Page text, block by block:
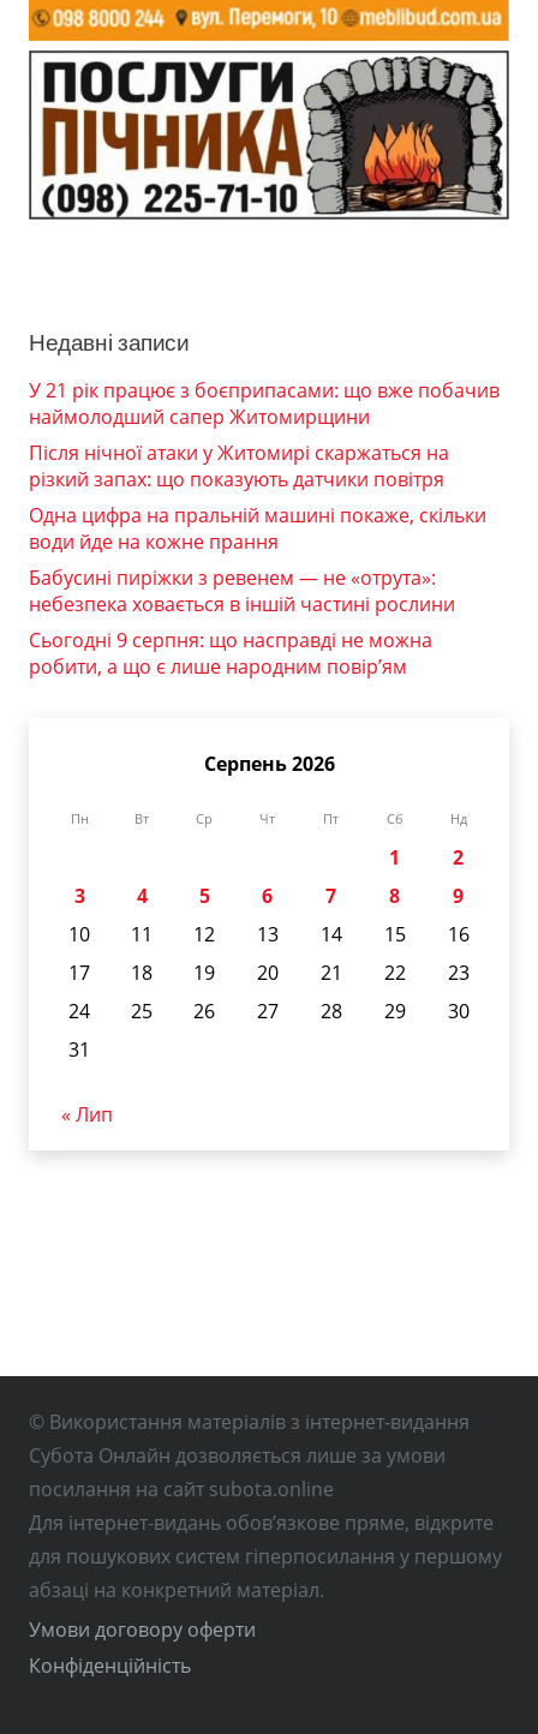
Недавні записи
У 21 рік працює з боєприпасами: що вже побачив
наймолодший сапер Житомирщини
Після нічної атаки у Житомирі скаржаться на
різкий запах: що показують датчики повітря
Одна цифра на пральній машині покаже, скільки
води йде на кожне прання
Бабусині пиріжки з ревенем — не «отрута»:
небезпека ховається в іншій частині рослини
Сьогодні 9 серпня: що насправді не можна
робити, а що є лише народним повір’ям
Серпень 2026
Пн Вт Ср Чт Пт Сб Нд
1
2
3
4 5 6 7 8
9
10
11 12 13 14 15
16
17
18 19 20 21 22
23
24
25 26 27 28 29
30
31
« Лип
© Використання матеріалів з інтернет-видання
Субота Онлайн дозволяється лише за умови
посилання на сайт subota.online
Для інтернет-видань обов’язкове пряме, відкрите
для пошукових систем гіперпосилання у першому
абзаці на конкретний матеріал.
Умови договору оферти
Конфіденційність